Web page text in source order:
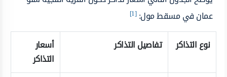
عمان في مسقط مول:[1]
نوع التذاكر تفاصيل التذاكر
أسعار
التذاكر